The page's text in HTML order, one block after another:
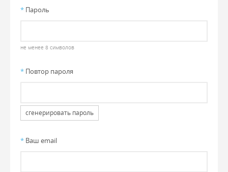
* Пароль
не менее 8 символов
* Повтор пароля
сгенерировать пароль
* Ваш email